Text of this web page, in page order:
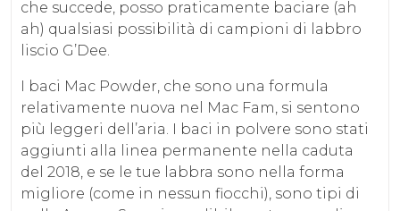
che succede, posso praticamente baciare (ah
ah) qualsiasi possibilità di campioni di labbro
liscio G’Dee.
I baci Mac Powder, che sono una formula
relativamente nuova nel Mac Fam, si sentono
più leggeri dell’aria. I baci in polvere sono stati
aggiunti alla linea permanente nella caduta
del 2018, e se le tue labbra sono nella forma
migliore (come in nessun fiocchi), sono tipi di